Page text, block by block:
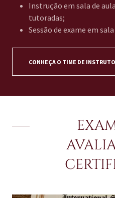
Instrução em sala de
tutoradas;
Sessão de exame em
CONHEÇA O TIME DE